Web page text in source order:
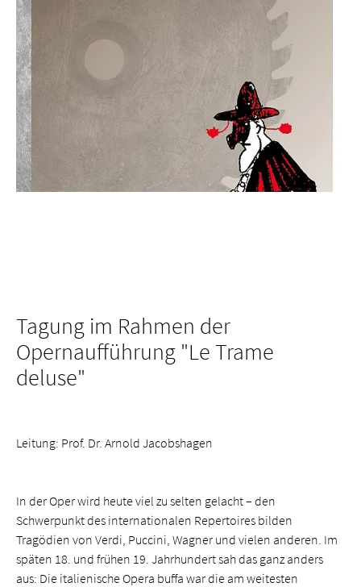
Tagung im Rahmen der
Opernaufführung "Le Trame
deluse"
Leitung: Prof. Dr. Arnold Jacobshagen
In der Oper wird heute viel zu selten gelacht – den
Schwerpunkt des internationalen Repertoires bilden
Tragödien von Verdi, Puccini, Wagner und vielen anderen. Im
späten 18. und frühen 19. Jahrhundert sah das ganz anders
aus: Die italienische Opera buffa war die am weitesten